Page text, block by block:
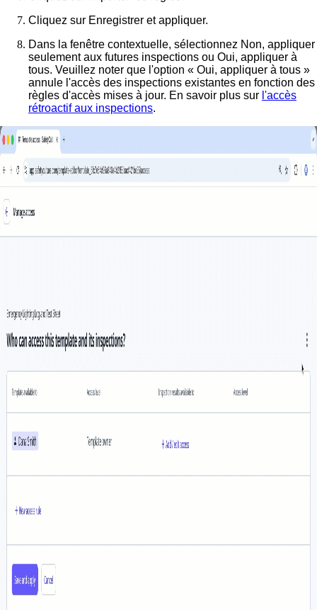
Cliquez sur Enregistrer et appliquer.
Dans la fenêtre contextuelle, sélectionnez Non, appliquer
seulement aux futures inspections ou Oui, appliquer à
tous. Veuillez noter que l'option « Oui, appliquer à tous »
annule l'accès des inspections existantes en fonction des
règles d'accès mises à jour. En savoir plus sur l'accès
rétroactif aux inspections.